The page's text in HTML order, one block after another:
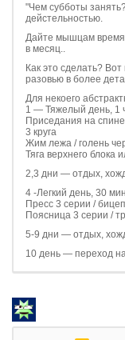
"Чем субботы
дейстельностью.
Дайте мышцам время
в месяц..
Как это сделать?
разовью в более
Для некоего
1 — Тяжелый день, 1
Приседания на
3 круга
Жим лежа / голень
Тяга верхнего блока
2,3 дни — отдых,
4 -Легкий день, 30
Пресс 3 серии /
Поясница 3 серии /
5-9 дни — отдых,
10 день — переход